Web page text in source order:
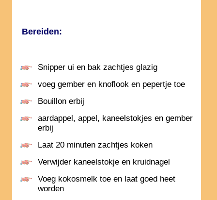
Bereiden:
Snipper ui en bak zachtjes glazig
voeg gember en knoflook en pepertje toe
Bouillon erbij
aardappel, appel, kaneelstokjes en gember
erbij
Laat 20 minuten zachtjes koken
Verwijder kaneelstokje en kruidnagel
Voeg kokosmelk toe en laat goed heet
worden